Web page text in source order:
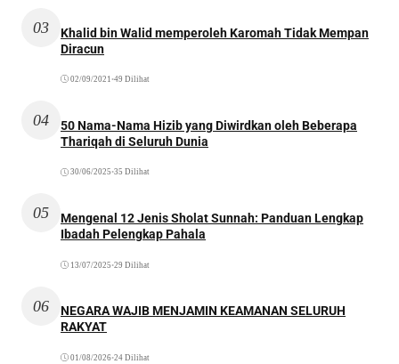
03
Khalid bin Walid memperoleh Karomah Tidak Mempan
Diracun
02/09/2021 •49 Dilihat
04
50 Nama-Nama Hizib yang Diwirdkan oleh Beberapa
Thariqah di Seluruh Dunia
30/06/2025 •35 Dilihat
05
Mengenal 12 Jenis Sholat Sunnah: Panduan Lengkap
Ibadah Pelengkap Pahala
13/07/2025 •29 Dilihat
06
NEGARA WAJIB MENJAMIN KEAMANAN SELURUH
RAKYAT
01/08/2026•24 Dilihat